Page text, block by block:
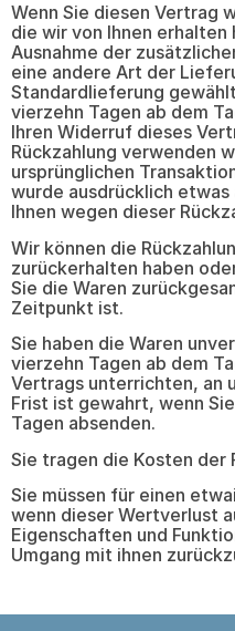
Wenn Sie diesen Vertrag
die wir von Ihnen
Ausnahme der
eine andere Art der
Standardlieferung
vierzehn Tagen ab dem
Ihren Widerruf dieses
Rückzahlung verwenden
ursprünglichen
wurde ausdrücklich
Ihnen wegen dieser
Wir können die
zurückerhalten haben
Sie die Waren
Zeitpunkt ist.
Sie haben die Waren
vierzehn Tagen ab dem
Vertrags unterrichten, an
Frist ist gewahrt, wenn
Tagen absenden.
Sie tragen die Kosten der
Sie müssen für einen
wenn dieser Wertverlust
Eigenschaften und
Umgang mit ihnen